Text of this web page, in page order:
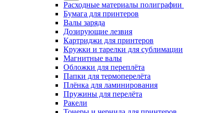
Расходные материалы полиграфии
Бумага для принтеров
Валы заряда
Дозирующие лезвия
Картриджи для принтеров
Кружки и тарелки для сублимации
Магнитные валы
Обложки для переплёта
Папки для термоперелёта
Плёнка для ламинирования
Пружины для перелёта
Ракели